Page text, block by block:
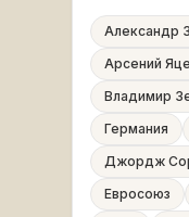
Александр
Арсений
Владимир
Германия
Джордж
Евросоюз